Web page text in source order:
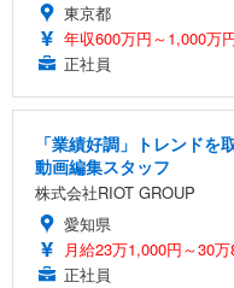
東京都
年収600万円～1,000万
正社員
「業績好調」トレンド
動画編集スタッフ
株式会社RIOT GROUP
愛知県
月給23万1,000円～30
正社員